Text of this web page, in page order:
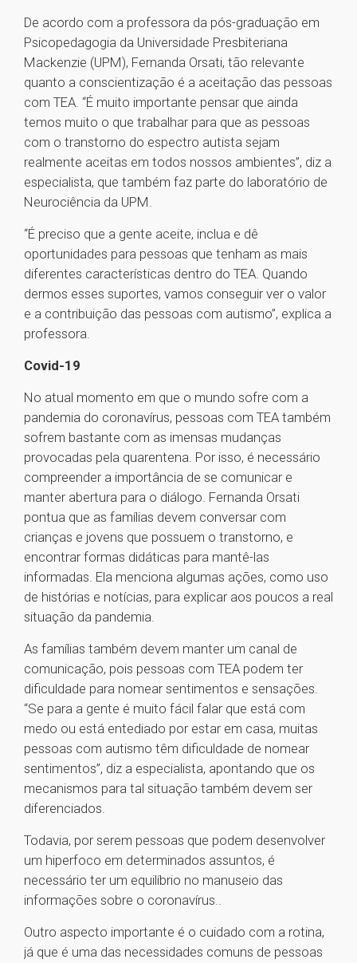
De acordo com a professora da pós-graduação em
Psicopedagogia da Universidade Presbiteriana
Mackenzie (UPM), Fernanda Orsati, tão relevante
quanto a conscientização é a aceitação das pessoas
com TEA. “É muito importante pensar que ainda
temos muito o que trabalhar para que as pessoas
com o transtorno do espectro autista sejam
realmente aceitas em todos nossos ambientes”, diz a
especialista, que também faz parte do laboratório de
Neurociência da UPM.
“É preciso que a gente aceite, inclua e dê
oportunidades para pessoas que tenham as mais
diferentes características dentro do TEA. Quando
dermos esses suportes, vamos conseguir ver o valor
e a contribuição das pessoas com autismo”, explica a
professora.
Covid-19
No atual momento em que o mundo sofre com a
pandemia do coronavírus, pessoas com TEA também
sofrem bastante com as imensas mudanças
provocadas pela quarentena. Por isso, é necessário
compreender a importância de se comunicar e
manter abertura para o diálogo. Fernanda Orsati
pontua que as famílias devem conversar com
crianças e jovens que possuem o transtorno, e
encontrar formas didáticas para mantê-las
informadas. Ela menciona algumas ações, como uso
de histórias e notícias, para explicar aos poucos a real
situação da pandemia.
As famílias também devem manter um canal de
comunicação, pois pessoas com TEA podem ter
dificuldade para nomear sentimentos e sensações.
“Se para a gente é muito fácil falar que está com
medo ou está entediado por estar em casa, muitas
pessoas com autismo têm dificuldade de nomear
sentimentos”, diz a especialista, apontando que os
mecanismos para tal situação também devem ser
diferenciados.
Todavia, por serem pessoas que podem desenvolver
um hiperfoco em determinados assuntos, é
necessário ter um equilíbrio no manuseio das
informações sobre o coronavírus..
Outro aspecto importante é o cuidado com a rotina,
já que é uma das necessidades comuns de pessoas